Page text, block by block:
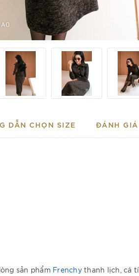
DẪN CHỌN SIZE ĐÁNH
sản phẩm Frenchythanh lịch, cá